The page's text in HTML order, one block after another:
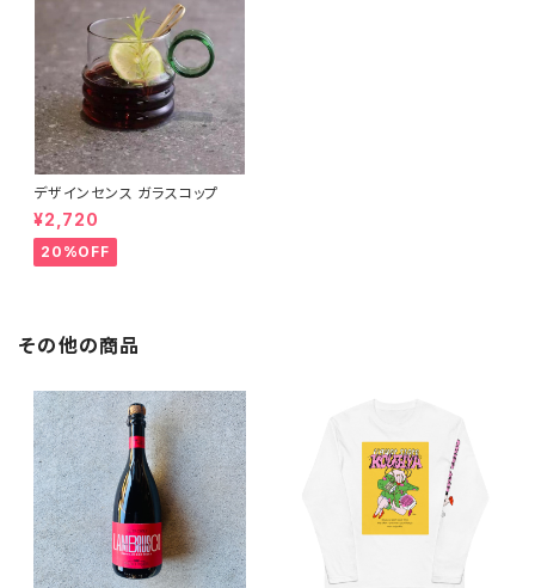
デザインセンス ガラスコップ
¥2,720
20%OFF
その他の商品